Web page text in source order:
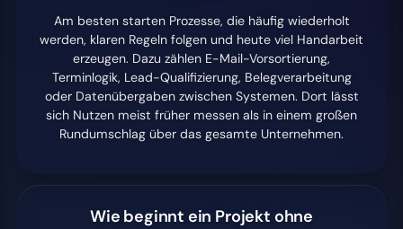
Am besten starten Prozesse, die häufig wiederholt
werden, klaren Regeln folgen und heute viel Handarbeit
erzeugen. Dazu zählen E-Mail-Vorsortierung,
Terminlogik, Lead-Qualifizierung, Belegverarbeitung
oder Datenübergaben zwischen Systemen. Dort lässt
sich Nutzen meist früher messen als in einem großen
Rundumschlag über das gesamte Unternehmen.
Wie beginnt ein Projekt ohne